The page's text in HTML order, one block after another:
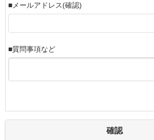
■メールアドレス(確認)
■質問事項など
確認